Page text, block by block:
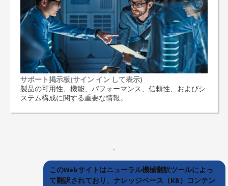
サポート掲示板(サイン イン して表示)
製品の可用性、機能、パフォーマンス、信頼性、およびシ
ステム構成に関する重要な情報。
このWebサイトはニューラル機械翻訳ツールによっ
て翻訳されており、ナレッジベース（KB）コンテン